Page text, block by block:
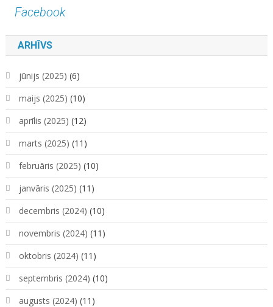
Facebook
ARHĪVS
jūnijs (2025) (6)
maijs (2025) (10)
aprīlis (2025) (12)
marts (2025) (11)
februāris (2025) (10)
janvāris (2025) (11)
decembris (2024) (10)
novembris (2024) (11)
oktobris (2024) (11)
septembris (2024) (10)
augusts (2024) (11)